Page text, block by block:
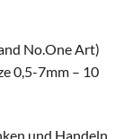
No.One Art)
0,5-7mm – 10
und Handeln.